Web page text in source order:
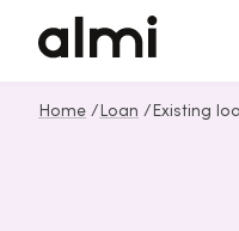
Home / Loan / Existing